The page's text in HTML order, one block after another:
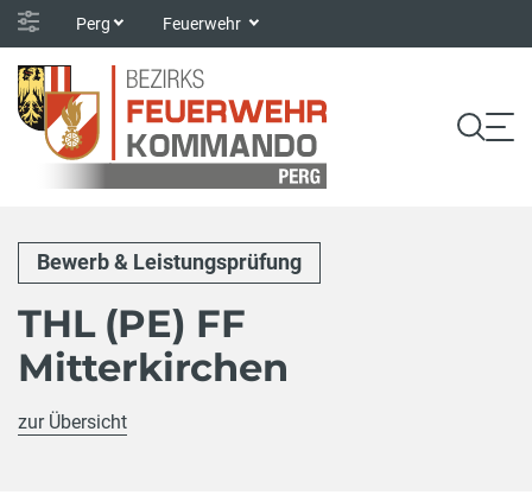
Perg Feuerwehr
Bewerb & Leistungsprüfung
THL (PE) FF
Mitterkirchen
zur Übersicht